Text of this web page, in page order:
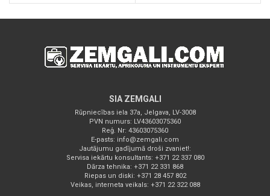
SIA ZEMGALI
Rūpniecības iela 37a, Jelgava, LV-3008
PVN numurs: LV43603075360
Reģ. Nr: 43603075360
E-pasts: info@zemgali.com
Jautājumu gadījumā droši zvaniet!:
Servisa iekārtu konsultants: +371 22 337 080
Dārza tehnika: +371 22 331 868
Riepas un diski: +371 28 457 802
Veikas, interneta veikals: +371 22 322 088